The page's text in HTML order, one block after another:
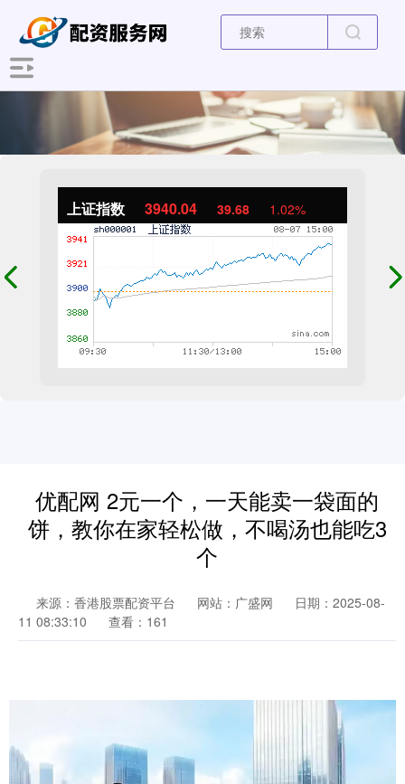
上证指数 3940.04 39.68 1.02%
优配网 2元一个，一天能卖一袋面的
饼，教你在家轻松做，不喝汤也能吃3
个
来源：香港股票配资平台 网站：广盛网
日期：2025-08-
11 08:33:10
查看：161